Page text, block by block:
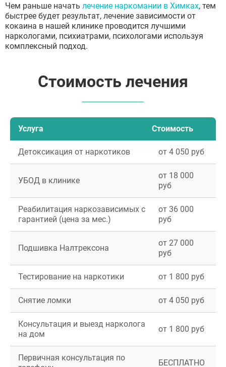
Чем раньше начать лечение наркомании в Химках, тем
быстрее будет результат, лечение зависимости от
кокаина в нашей клинике проводится лучшими
наркологами, психиатрами, психологами используя
комплексный подход.
Стоимость лечения
Услуга Стоимость
Детоксикация от наркотиков от 4 050 руб
УБОД в клинике
от 18 000
руб
Реабилитация наркозависимых с
гарантией (цена за мес.)
от 36 000
руб
Подшивка Налтрексона
от 27 000
руб
Тестирование на наркотики от 1 800 руб
Снятие ломки от 4 050 руб
Консультация и выезд нарколога
на дом
от 1 800 руб
Первичная консультация по
БЕСПЛАТНО